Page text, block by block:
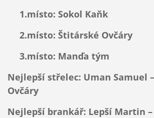
1.místo: Sokol Kaňk
2.místo: Štitárské Ovčáry
3.místo: Manďa tým
Nejlepší střelec: Uman Samuel
Ovčáry
Nejlepší brankář: Lepší Martin